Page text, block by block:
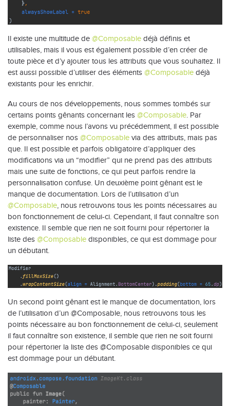
Il existe une multitude de @Composable déjà définis et
utilisables, mais il vous est également possible d’en créer de
toute pièce et d’y ajouter tous les attributs que vous souhaitez. Il
est aussi possible d’utiliser des éléments @Composable déjà
existants pour les enrichir.
Au cours de nos développements, nous sommes tombés sur
certains points gênants concernant les @Composable . Par
exemple, comme nous l’avons vu précédemment, il est possible
de personnaliser nos @Composable via des attributs, mais pas
que. Il est possible et parfois obligatoire d’appliquer des
modifications via un “modifier” qui ne prend pas des attributs
mais une suite de fonctions, ce qui peut parfois rendre la
personnalisation confuse. Un deuxième point gênant est le
manque de documentation. Lors de l’utilisation d’un
@Composable , nous retrouvons tous les points nécessaires au
bon fonctionnement de celui-ci. Cependant, il faut connaître son
existence. Il semble que rien ne soit fourni pour répertorier la
liste des @Composable disponibles, ce qui est dommage pour
un débutant.
Un second point gênant est le manque de documentation, lors
de l’utilisation d’un @Composable, nous retrouvons tous les
points nécessaire au bon fonctionnement de celui-ci, seulement
il faut connaître son existence, il semble que rien ne soit fourni
pour répertorier la liste des @Composable disponibles ce qui
est dommage pour un débutant.